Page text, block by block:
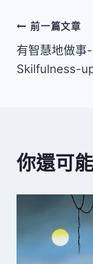
文
章
前一篇文章
有智慧地做事-
Skilfulness-
你還可